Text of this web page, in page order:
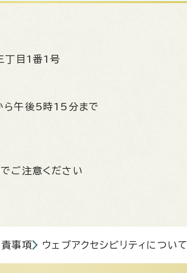
丁目1番1号
午後5時15分まで
ご注意ください
責事項 ウェブアクセシビリティについて